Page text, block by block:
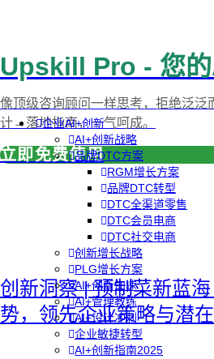
企业AI+创新
AI+创新战略
品牌DTC方案
RGM增长方案
品牌DTC转型
DTC全渠道零售
DTC会员电商
DTC社交电商
创新增长战略
PLG增长方案
AI+创新加速
AI+管理教练
AI+设计冲刺
企业敏捷转型
AI+创新指南2025
Upskill Pro - 您
像顶级咨询顾问一样思考，拒绝泛
计→落地指南，一气呵成。
立即免费使用
创新洞察 | 预制菜新蓝
势，领先企业策略与潜